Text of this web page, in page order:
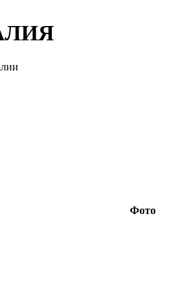
Фото